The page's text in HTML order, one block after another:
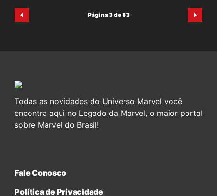
Página 3 de 83
Todas as novidades do Universo Marvel você
encontra aqui no Legado da Marvel, o maior portal
sobre Marvel do Brasil!
Fale Conosco
Política de Privacidade